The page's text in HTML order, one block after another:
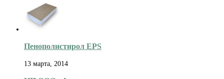
Пенополистирол EPS
13 марта, 2014